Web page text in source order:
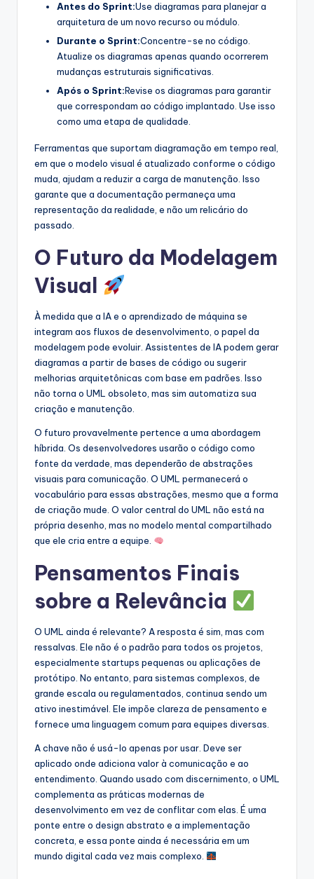
Antes do Sprint:Use diagramas para planejar a
arquitetura de um novo recurso ou módulo.
Durante o Sprint:Concentre-se no código.
Atualize os diagramas apenas quando ocorrerem
mudanças estruturais significativas.
Após o Sprint:Revise os diagramas para garantir
que correspondam ao código implantado. Use isso
como uma etapa de qualidade.
Ferramentas que suportam diagramação em tempo real,
em que o modelo visual é atualizado conforme o código
muda, ajudam a reduzir a carga de manutenção. Isso
garante que a documentação permaneça uma
representação da realidade, e não um relicário do
passado.
O Futuro da Modelagem
Visual
À medida que a IA e o aprendizado de máquina se
integram aos fluxos de desenvolvimento, o papel da
modelagem pode evoluir. Assistentes de IA podem gerar
diagramas a partir de bases de código ou sugerir
melhorias arquitetônicas com base em padrões. Isso
não torna o UML obsoleto, mas sim automatiza sua
criação e manutenção.
O futuro provavelmente pertence a uma abordagem
híbrida. Os desenvolvedores usarão o código como
fonte da verdade, mas dependerão de abstrações
visuais para comunicação. O UML permanecerá o
vocabulário para essas abstrações, mesmo que a forma
de criação mude. O valor central do UML não está na
própria desenho, mas no modelo mental compartilhado
que ele cria entre a equipe.
Pensamentos Finais
sobre a Relevância
O UML ainda é relevante? A resposta é sim, mas com
ressalvas. Ele não é o padrão para todos os projetos,
especialmente startups pequenas ou aplicações de
protótipo. No entanto, para sistemas complexos, de
grande escala ou regulamentados, continua sendo um
ativo inestimável. Ele impõe clareza de pensamento e
fornece uma linguagem comum para equipes diversas.
A chave não é usá-lo apenas por usar. Deve ser
aplicado onde adiciona valor à comunicação e ao
entendimento. Quando usado com discernimento, o UML
complementa as práticas modernas de
desenvolvimento em vez de conflitar com elas. É uma
ponte entre o design abstrato e a implementação
concreta, e essa ponte ainda é necessária em um
mundo digital cada vez mais complexo.